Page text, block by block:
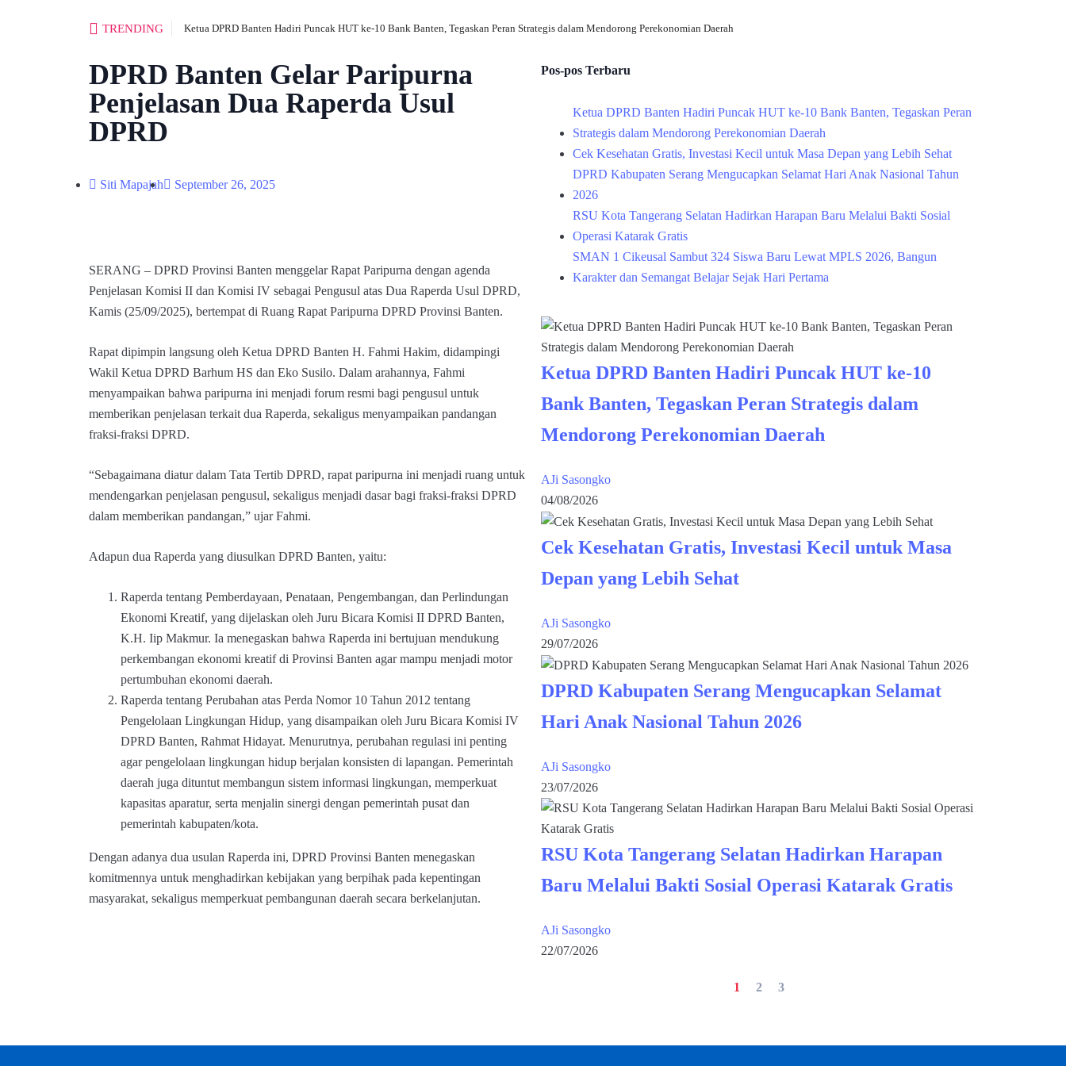
TRENDING Ketua DPRD Banten Hadiri Puncak HUT ke-10 Bank Banten, Tegaskan Peran Strategis dalam Mendorong Perekonomian Daerah
DPRD Banten Gelar Paripurna
Penjelasan Dua Raperda Usul
DPRD
Siti Mapajah September 26, 2025
SERANG – DPRD Provinsi Banten menggelar Rapat Paripurna dengan agenda
Penjelasan Komisi II dan Komisi IV sebagai Pengusul atas Dua Raperda Usul DPRD,
Kamis (25/09/2025), bertempat di Ruang Rapat Paripurna DPRD Provinsi Banten.
Rapat dipimpin langsung oleh Ketua DPRD Banten H. Fahmi Hakim, didampingi
Wakil Ketua DPRD Barhum HS dan Eko Susilo. Dalam arahannya, Fahmi
menyampaikan bahwa paripurna ini menjadi forum resmi bagi pengusul untuk
memberikan penjelasan terkait dua Raperda, sekaligus menyampaikan pandangan
fraksi-fraksi DPRD.
“Sebagaimana diatur dalam Tata Tertib DPRD, rapat paripurna ini menjadi ruang untuk
mendengarkan penjelasan pengusul, sekaligus menjadi dasar bagi fraksi-fraksi DPRD
dalam memberikan pandangan,” ujar Fahmi.
Adapun dua Raperda yang diusulkan DPRD Banten, yaitu:
Raperda tentang Pemberdayaan, Penataan, Pengembangan, dan Perlindungan
Ekonomi Kreatif, yang dijelaskan oleh Juru Bicara Komisi II DPRD Banten,
K.H. Iip Makmur. Ia menegaskan bahwa Raperda ini bertujuan mendukung
perkembangan ekonomi kreatif di Provinsi Banten agar mampu menjadi motor
pertumbuhan ekonomi daerah.
Raperda tentang Perubahan atas Perda Nomor 10 Tahun 2012 tentang
Pengelolaan Lingkungan Hidup, yang disampaikan oleh Juru Bicara Komisi IV
DPRD Banten, Rahmat Hidayat. Menurutnya, perubahan regulasi ini penting
agar pengelolaan lingkungan hidup berjalan konsisten di lapangan. Pemerintah
daerah juga dituntut membangun sistem informasi lingkungan, memperkuat
kapasitas aparatur, serta menjalin sinergi dengan pemerintah pusat dan
pemerintah kabupaten/kota.
Dengan adanya dua usulan Raperda ini, DPRD Provinsi Banten menegaskan
komitmennya untuk menghadirkan kebijakan yang berpihak pada kepentingan
masyarakat, sekaligus memperkuat pembangunan daerah secara berkelanjutan.
Pos-pos Terbaru
Ketua DPRD Banten Hadiri Puncak HUT ke-10 Bank Banten, Tegaskan Peran
Strategis dalam Mendorong Perekonomian Daerah
Cek Kesehatan Gratis, Investasi Kecil untuk Masa Depan yang Lebih Sehat
DPRD Kabupaten Serang Mengucapkan Selamat Hari Anak Nasional Tahun
2026
RSU Kota Tangerang Selatan Hadirkan Harapan Baru Melalui Bakti Sosial
Operasi Katarak Gratis
SMAN 1 Cikeusal Sambut 324 Siswa Baru Lewat MPLS 2026, Bangun
Karakter dan Semangat Belajar Sejak Hari Pertama
Ketua DPRD Banten Hadiri Puncak HUT ke-10
Bank Banten, Tegaskan Peran Strategis dalam
Mendorong Perekonomian Daerah
AJi Sasongko
04/08/2026
Cek Kesehatan Gratis, Investasi Kecil untuk Masa
Depan yang Lebih Sehat
AJi Sasongko
29/07/2026
DPRD Kabupaten Serang Mengucapkan Selamat
Hari Anak Nasional Tahun 2026
AJi Sasongko
23/07/2026
RSU Kota Tangerang Selatan Hadirkan Harapan
Baru Melalui Bakti Sosial Operasi Katarak Gratis
AJi Sasongko
22/07/2026
1 2 3